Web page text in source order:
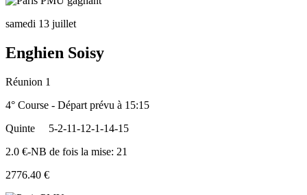
samedi 13 juillet
Enghien Soisy
Réunion 1
4° Course - Départ prévu à 15:15
Quinte
5-2-11-12-1-14-15
2.0 €-NB de fois la mise: 21
2776.40 €